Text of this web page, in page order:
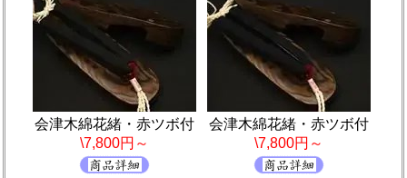
会津木綿花緒・赤ツボ付
\7,800円～
会津木綿花緒・赤ツボ付
\7,800円～